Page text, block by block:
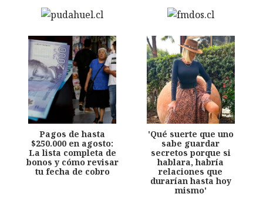
Pagos de hasta
$250.000 en agosto:
La lista completa de
bonos y cómo revisar
tu fecha de cobro
'Qué suerte que uno
sabe guardar
secretos porque si
hablara, habría
relaciones que
durarían hasta hoy
mismo'